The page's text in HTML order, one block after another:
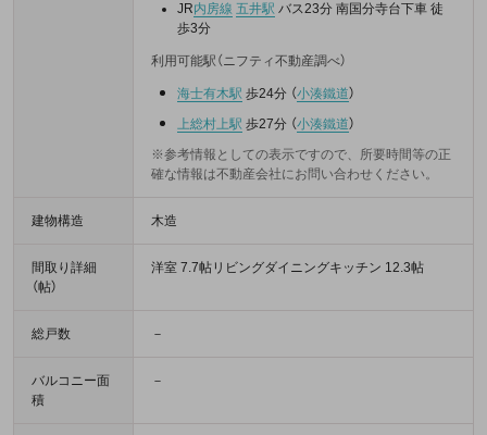
JR内房線 五井駅 バス23分 南国分寺台下車 徒
歩3分
利用可能駅（ニフティ不動産調べ）
海士有木駅 歩24分 （小湊鐵道）
上総村上駅 歩27分 （小湊鐵道）
※参考情報としての表示ですので、所要時間等の正
確な情報は不動産会社にお問い合わせください。
建物構造 木造
間取り詳細
（帖）
洋室 7.7帖リビングダイニングキッチン 12.3帖
総戸数 －
バルコニー面
積
－